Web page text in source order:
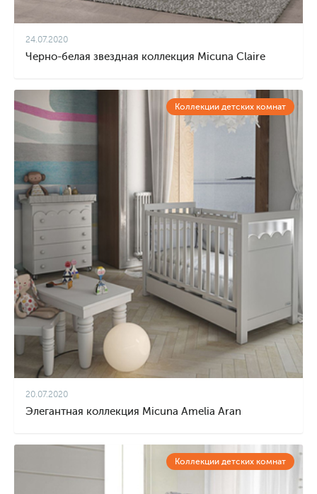
24.07.2020
Черно-белая звездная коллекция Micuna Claire
Коллекции детских комнат
20.07.2020
Элегантная коллекция Micuna Amelia Aran
Коллекции детских комнат